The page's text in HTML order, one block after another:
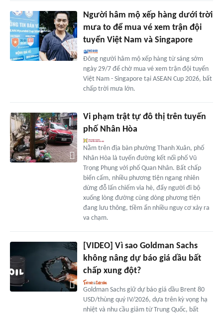
Người hâm mộ xếp hàng dưới trời
mưa to để mua vé xem trận đội
tuyển Việt Nam và Singapore
Đông người hâm mộ xếp hàng từ sáng sớm
ngày 29/7 để chờ mua vé xem trận đội tuyển
Việt Nam - Singapore tại ASEAN Cup 2026, bất
chấp trời mưa lớn.
Vi phạm trật tự đô thị trên tuyến
phố Nhân Hòa
Nằm trên địa bàn phường Thanh Xuân, phố
Nhân Hòa là tuyến đường kết nối phố Vũ
Trọng Phụng với phố Quan Nhân. Bất chấp
biển cấm, nhiều phương tiện ngang nhiên
dừng đỗ lấn chiếm vỉa hè, đẩy người đi bộ
xuống lòng đường cùng dòng phương tiện
đang lưu thông, tiềm ẩn nhiều nguy cơ xảy ra
va chạm.
[VIDEO] Vì sao Goldman Sachs
không nâng dự báo giá dầu bất
chấp xung đột?
Goldman Sachs giữ dự báo giá dầu Brent 80
USD/thùng quý IV/2026, dựa trên kỳ vọng hạ
nhiệt và nhu cầu giảm từ Trung Quốc, bất